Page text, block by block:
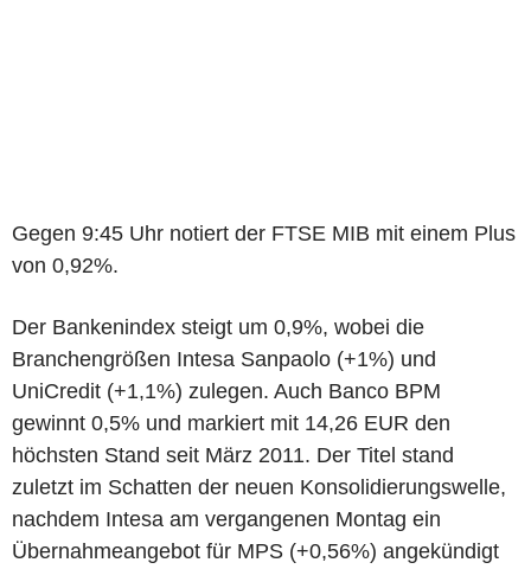
Gegen 9:45 Uhr notiert der FTSE MIB mit einem Plus
von 0,92%.
Der Bankenindex steigt um 0,9%, wobei die
Branchengrößen Intesa Sanpaolo (+1%) und
UniCredit (+1,1%) zulegen. Auch Banco BPM
gewinnt 0,5% und markiert mit 14,26 EUR den
höchsten Stand seit März 2011. Der Titel stand
zuletzt im Schatten der neuen Konsolidierungswelle,
nachdem Intesa am vergangenen Montag ein
Übernahmeangebot für MPS (+0,56%) angekündigt